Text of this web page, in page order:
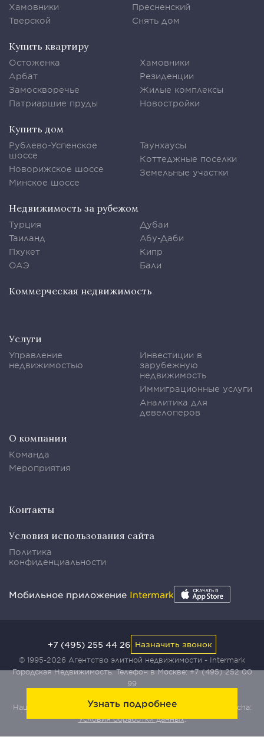
Узнать подробнее
Хамовники
Тверской
Пресненский
Снять дом
Купить квартиру
Остоженка
Арбат
Замоскворечье
Патриаршие пруды
Хамовники
Резиденции
Жилые комплексы
Новостройки
Купить дом
Рублево-Успенское
шоссе
Новорижское шоссе
Минское шоссе
Таунхаусы
Коттеджные поселки
Земельные участки
Недвижимость за рубежом
Турция
Таиланд
Пхукет
ОАЭ
Дубаи
Абу-Даби
Кипр
Бали
Коммерческая недвижимость
Услуги
Управление
недвижимостью
Инвестиции в
зарубежную
недвижимость
Иммиграционные услуги
Аналитика для
девелоперов
О компании
Команда
Мероприятия
Контакты
Условия использования сайта
Политика
конфиденциальности
Мобильное приложение Intermark
© 1995-2026 Агентство элитной недвижимости - Intermark
Городская Недвижимость. Телефон в Москве:+7 (495) 252 00
99
Наш сайт защищен с помощью сервиса Yandex SmartCaptcha:
Условия обработки данных.
+7 (495) 255 44 26 Назначить звонок